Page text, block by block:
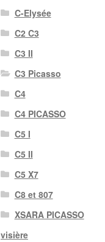
C-Elysée
C2 C3
C3 II
C3 Picasso
C4
C4 PICASSO
C5 I
C5 II
C5 X7
C8 et 807
XSARA PICASSO
visière